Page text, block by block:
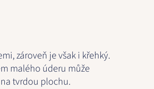
zároveň je však i křehký.
malého úderu může
tvrdou plochu.